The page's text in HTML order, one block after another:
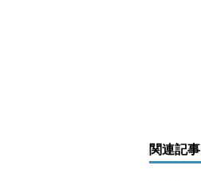
関連記事